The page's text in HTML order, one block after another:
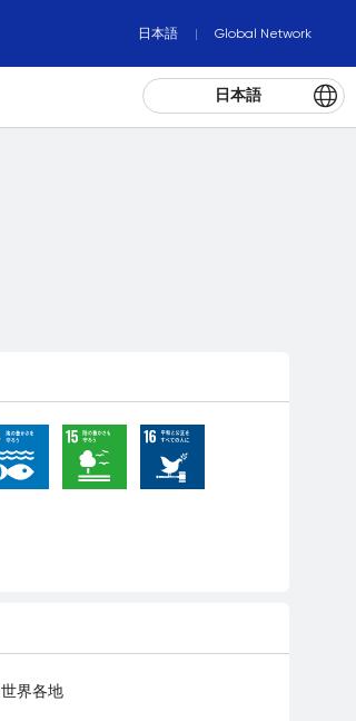
日本語 Global Network
日本語
世界各地